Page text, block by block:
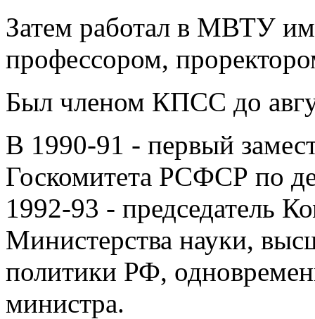
Затем работал в МВТУ
профессором,
Был членом КПСС до
В 1990-91 - первый
Госкомитета РСФСР по
1992-93 - председатель
Министерства науки,
политики РФ,
министра.